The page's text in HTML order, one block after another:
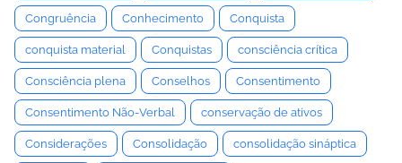
Congruência Conhecimento Conquista
conquista material Conquistas consciência crítica
Consciência plena Conselhos Consentimento
Consentimento Não-Verbal conservação de ativos
Considerações Consolidação consolidação sináptica